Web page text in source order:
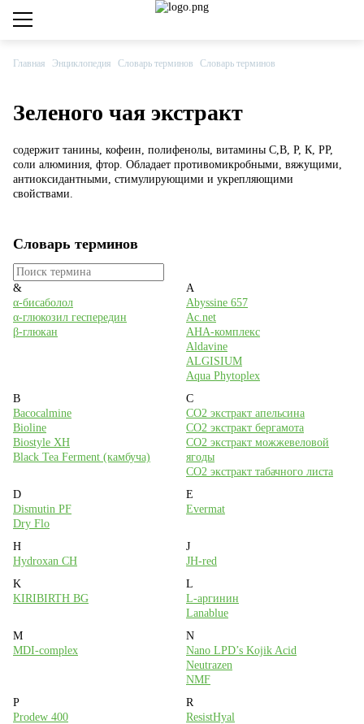
Private club
Каталог товаров
Сервис
Центральный офис
info@cosmetika.ru
Дохтуровский переулок, дом 6
с 10:00 до 18:00 (пн-пт)
Москва, ул. Большая Академическая, дом 15к1 (м. Войковская)
На карте
Наши соцсети
Мы принимаем к оплате
Главная Энциклопедия Словарь терминов Словарь терминов
Зеленого чая экстракт
содержит танины, кофеин, полифенолы, витамины С,В, Р, К, РР,
соли алюминия, фтор. Обладает противомикробными, вяжущими,
антиоксидантными, стимулирующими и укрепляющими
свойствами.
Словарь терминов
&
α-бисаболол
α-глюкозил геспередин
β-глюкан
A
Abyssine 657
Ac.net
AHA-комплекс
Aldavine
ALGISIUM
Aqua Phytoplex
B
Bacocalmine
Bioline
Biostyle XH
Black Tea Ferment (камбуча)
C
CO2 экстракт апельсина
CO2 экстракт бергамота
CO2 экстракт можжевеловой
ягоды
CO2 экстракт табачного листа
D
Dismutin PF
Dry Flo
E
Evermat
H
Hydroxan CH
J
JH-red
K
KIRIBIRTH BG
L
L-аргинин
Lanablue
M
MDI-complex
N
Nano LPD’s Kojik Acid
Neutrazen
NMF
P
Prodew 400
R
ResistHyal